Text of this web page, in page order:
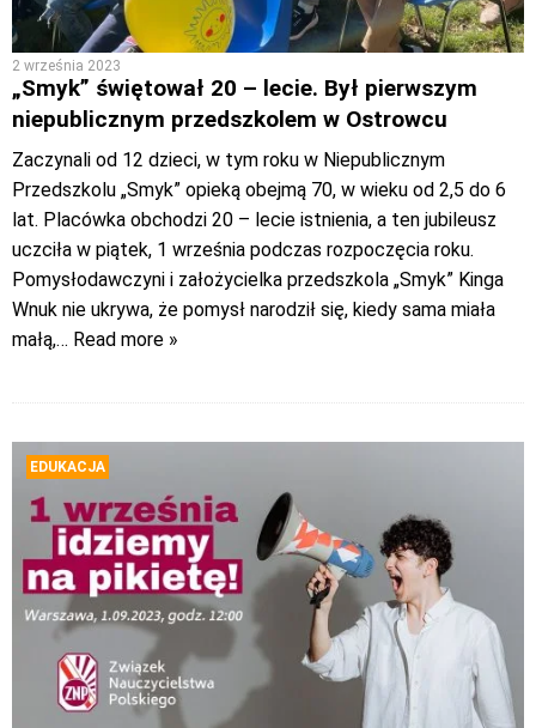
2 września 2023
„Smyk” świętował 20 – lecie. Był pierwszym
niepublicznym przedszkolem w Ostrowcu
Zaczynali od 12 dzieci, w tym roku w Niepublicznym
Przedszkolu „Smyk” opieką obejmą 70, w wieku od 2,5 do 6
lat. Placówka obchodzi 20 – lecie istnienia, a ten jubileusz
uczciła w piątek, 1 września podczas rozpoczęcia roku.
Pomysłodawczyni i założycielka przedszkola „Smyk” Kinga
Wnuk nie ukrywa, że pomysł narodził się, kiedy sama miała
małą,… Read more »
EDUKACJA